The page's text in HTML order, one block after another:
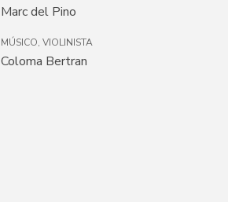
Marc del Pino
MÚSICO, VIOLINISTA
Coloma Bertran